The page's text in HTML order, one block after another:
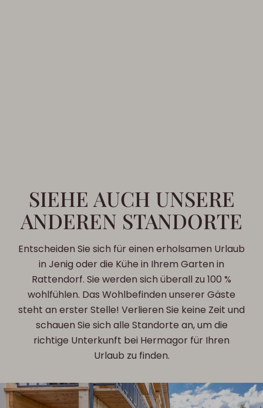
SIEHE AUCH UNSERE
ANDEREN STANDORTE
Entscheiden Sie sich für einen erholsamen Urlaub
in Jenig oder die Kühe in Ihrem Garten in
Rattendorf. Sie werden sich überall zu 100 %
wohlfühlen. Das Wohlbefinden unserer Gäste
steht an erster Stelle! Verlieren Sie keine Zeit und
schauen Sie sich alle Standorte an, um die
richtige Unterkunft bei Hermagor für Ihren
Urlaub zu finden.